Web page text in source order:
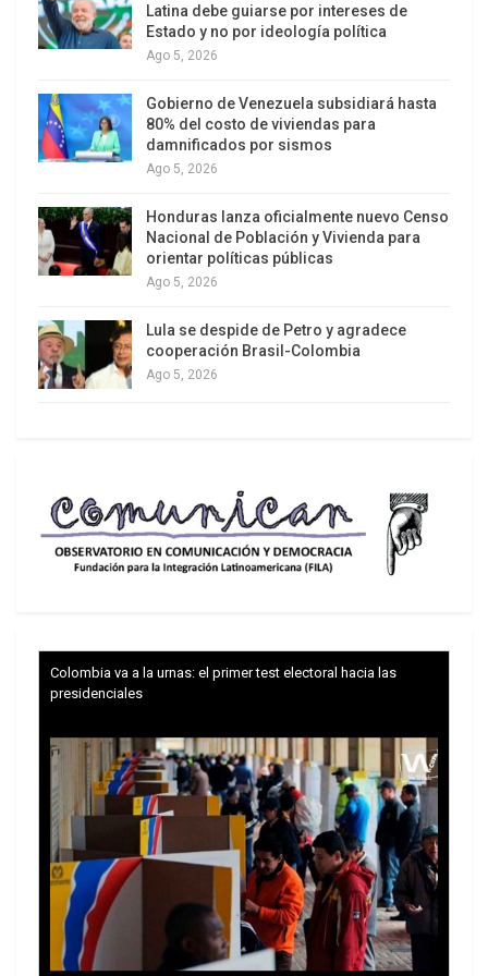
centroizquierda en los últimos treinta años han
traicionado completamente a la clase trabajadora
y a la sociedad en general. Además, el mundo en
el que la palabra izquierda significaba algo ha
desaparecido.
Schröder-Blair: un rictus de desengaño
En Estados Unidos, en el Reino Unido y en la
de la vida social. La función de Blair, Schröder,
Hollande y los demás socialdemócratas que
década del nuevo siglo fue devastar las
condiciones de vida de la sociedad en favor del
lucro y la competitividad, privatizar los servicios
públicos y favorecer la transferencia de dinero de
los trabajadores a los ricos.
También la política racista de rechazo a los
inmigrantes ha sido concebida y diseñada por
políticos como el italiano Marco Minniti
Latina debe guiarse por intereses de
Estado y no por ideología política
Ago 5, 2026
Gobierno de Venezuela subsidiará hasta
80% del costo de viviendas para
damnificados por sismos
Ago 5, 2026
Honduras lanza oficialmente nuevo Censo
Nacional de Población y Vivienda para
orientar políticas públicas
Ago 5, 2026
Lula se despide de Petro y agradece
cooperación Brasil-Colombia
Ago 5, 2026
Colombia va a la urnas: el primer test electoral hacia las
presidenciales